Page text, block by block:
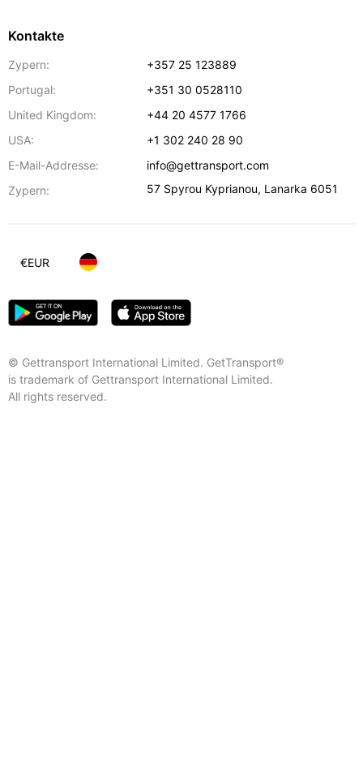
Kontakte
Zypern:
+357 25 123889
Portugal:
+351 30 0528110
United Kingdom:
+44 20 4577 1766
USA:
+1 302 240 28 90
E-Mail-Addresse:
info@gettransport.com
Zypern:
57 Spyrou Kyprianou, Lanarka 6051
© Gettransport International Limited. GetTransport®
is trademark of Gettransport International Limited.
All rights reserved.
€EUR